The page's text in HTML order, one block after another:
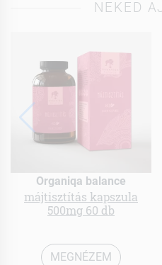
NEKED
Organiqa balance
májtisztítás kapszula
500mg 60 db
MEGNÉZEM